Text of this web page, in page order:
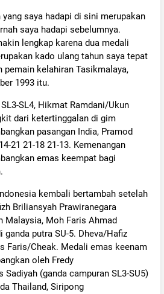
saya hadapi di sini merupakan
saya hadapi sebelumnya.
lengkap karena dua medali
kado ulang tahun saya tepat
pemain kelahiran Tasikmalaya,
1993 itu.
SL4, Hikmat Ramdani/Ukun
dari ketertinggalan di gim
pasangan India, Pramod
21 21-18 21-13. Kemenangan
emas keempat bagi
kembali bertambah setelah
Briliansyah Prawiranegara
Malaysia, Moh Faris Ahmad
putra SU-5. Dheva/Hafiz
Faris/Cheak. Medali emas keenam
oleh Fredy
(ganda campuran SL3-SU5)
Thailand, Siripong